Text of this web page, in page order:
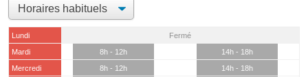
Lundi
Fermé
Mardi
8h - 12h
14h - 18h
Mercredi
8h - 12h
14h - 18h